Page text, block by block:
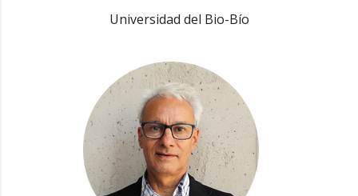
Universidad del Bio-Bío